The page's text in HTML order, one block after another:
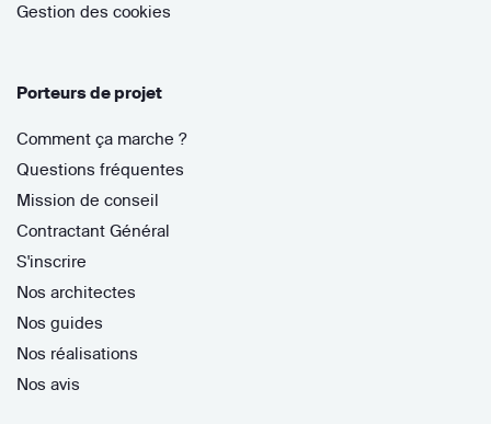
Gestion des cookies
Porteurs de projet
Comment ça marche ?
Questions fréquentes
Mission de conseil
Contractant Général
S'inscrire
Nos architectes
Nos guides
Nos réalisations
Nos avis